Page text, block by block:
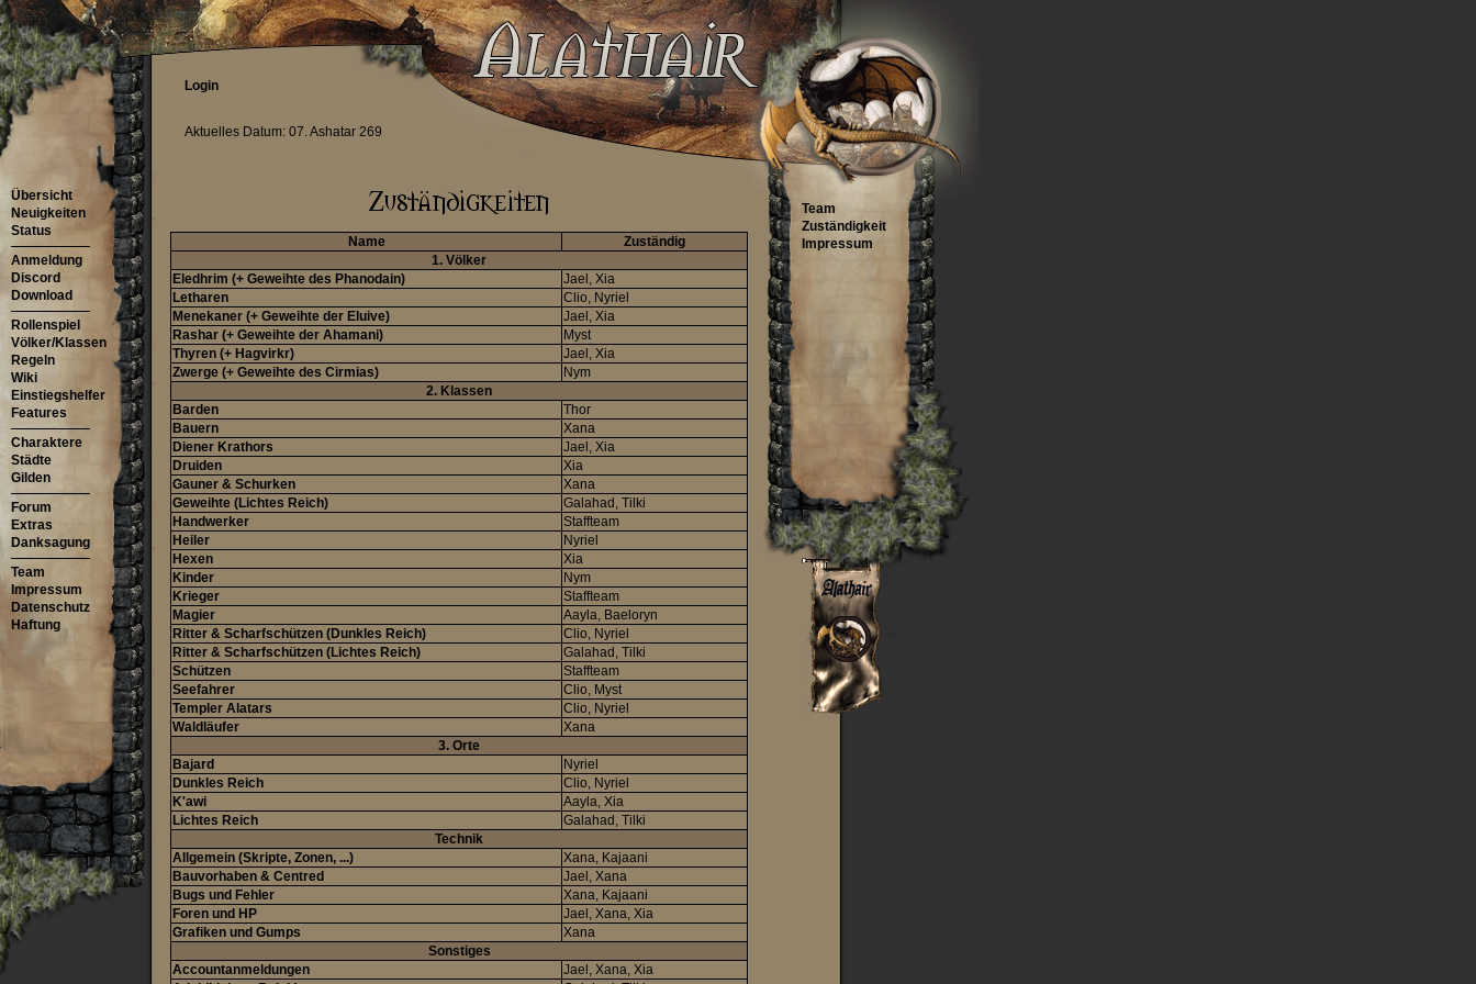
Login
Aktuelles Datum: 07. Ashatar 269
Übersicht
Neuigkeiten
Status
Anmeldung
Discord
Download
Rollenspiel
Völker/Klassen
Regeln
Wiki
Einstiegshelfer
Features
Charaktere
Städte
Gilden
Forum
Extras
Danksagung
Team
Impressum
Datenschutz
Haftung
Name
Zuständig
1. Völker
Eledhrim (+ Geweihte des Phanodain)
Jael, Xia
Letharen
Clio, Nyriel
Menekaner (+ Geweihte der Eluive)
Jael, Xia
Rashar (+ Geweihte der Ahamani)
Myst
Thyren (+ Hagvirkr)
Jael, Xia
Zwerge (+ Geweihte des Cirmias)
Nym
2. Klassen
Barden
Thor
Bauern
Xana
Diener Krathors
Jael, Xia
Druiden
Xia
Gauner & Schurken
Xana
Geweihte (Lichtes Reich)
Galahad, Tilki
Handwerker
Staffteam
Heiler
Nyriel
Hexen
Xia
Kinder
Nym
Krieger
Staffteam
Magier
Aayla, Baeloryn
Ritter & Scharfschützen (Dunkles Reich)
Clio, Nyriel
Ritter & Scharfschützen (Lichtes Reich)
Galahad, Tilki
Schützen
Staffteam
Seefahrer
Clio, Myst
Templer Alatars
Clio, Nyriel
Waldläufer
Xana
3. Orte
Bajard
Nyriel
Dunkles Reich
Clio, Nyriel
K'awi
Aayla, Xia
Lichtes Reich
Galahad, Tilki
Technik
Allgemein (Skripte, Zonen, ...)
Xana, Kajaani
Bauvorhaben & Centred
Jael, Xana
Bugs und Fehler
Xana, Kajaani
Foren und HP
Jael, Xana, Xia
Grafiken und Gumps
Xana
Sonstiges
Accountanmeldungen
Jael, Xana, Xia
Team
Zuständigkeit
Impressum